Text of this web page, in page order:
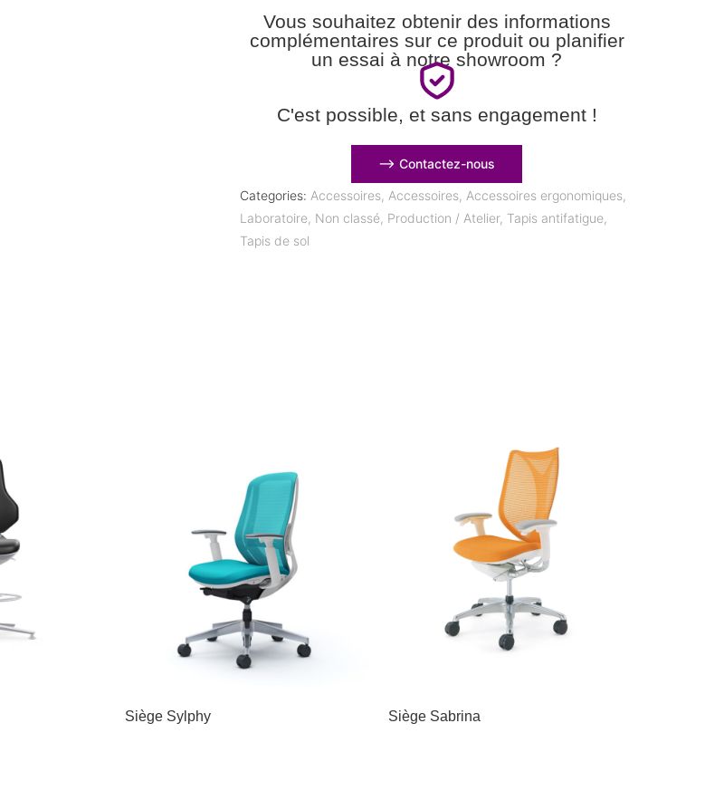
Vous souhaitez obtenir des informations
complémentaires sur ce produit ou planifier
un essai à notre showroom ?
C'est possible, et sans engagement !
⟶ Contactez-nous
Categories: Accessoires, Accessoires, Accessoires ergonomiques,
Laboratoire, Non classé, Production / Atelier, Tapis antifatigue,
Tapis de sol
Siège Sylphy Siège Sabrina